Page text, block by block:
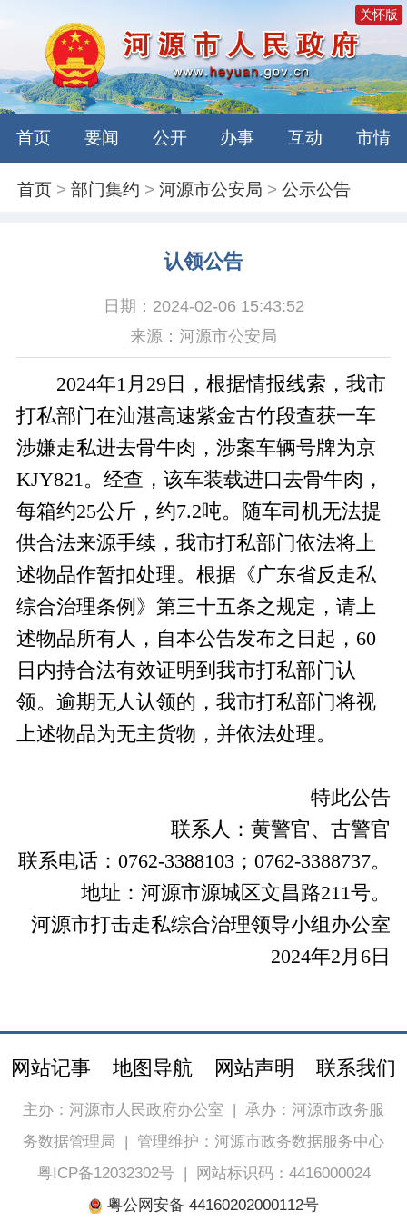
关怀版
首页 要闻 公开 办事 互动 市情
首页 >部门集约 >河源市公安局 >公示公告
认领公告
日期：2024-02-06 15:43:52
来源：河源市公安局
2024年1月29日，根据情报线索，我市
打私部门在汕湛高速紫金古竹段查获一车
涉嫌走私进去骨牛肉，涉案车辆号牌为京
KJY821。经查，该车装载进口去骨牛肉，
每箱约25公斤，约7.2吨。随车司机无法提
供合法来源手续，我市打私部门依法将上
述物品作暂扣处理。根据《广东省反走私
综合治理条例》第三十五条之规定，请上
述物品所有人，自本公告发布之日起，60
日内持合法有效证明到我市打私部门认
领。逾期无人认领的，我市打私部门将视
上述物品为无主货物，并依法处理。
特此公告
联系人：黄警官、古警官
联系电话：0762-3388103；0762-3388737。
地址：河源市源城区文昌路211号。
河源市打击走私综合治理领导小组办公室
2024年2月6日
网站记事 地图导航 网站声明 联系我们
主办：河源市人民政府办公室 | 承办：河源市政务服
务数据管理局 | 管理维护：河源市政务数据服务中心
粤ICP备12032302号|
网站标识码：4416000024
粤公网安备 44160202000112号